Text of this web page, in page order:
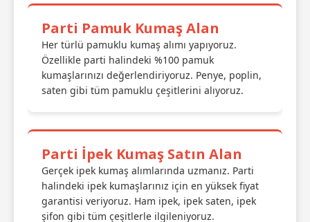
Parti Pamuk Kumaş Alan
Her türlü pamuklu kumaş alımı yapıyoruz.
Özellikle parti halindeki %100 pamuk
kumaşlarınızı değerlendiriyoruz. Penye, poplin,
saten gibi tüm pamuklu çeşitlerini alıyoruz.
Parti İpek Kumaş Satın Alan
Gerçek ipek kumaş alımlarında uzmanız. Parti
halindeki ipek kumaşlarınız için en yüksek fiyat
garantisi veriyoruz. Ham ipek, ipek saten, ipek
şifon gibi tüm çeşitlerle ilgileniyoruz.